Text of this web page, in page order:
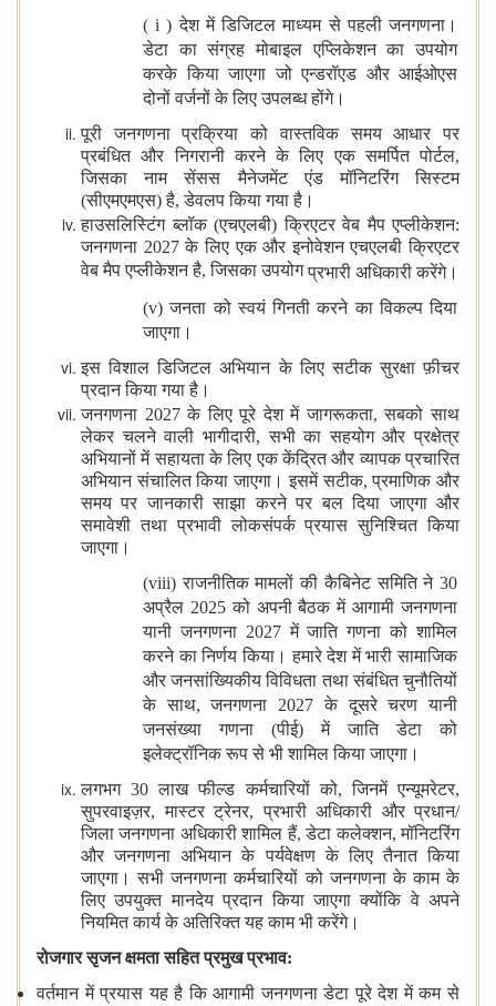
( i ) देश में डिजिटल माध्‍यम से पहली जनगणना।
डेटा का संग्रह मोबाइल एप्लिकेशन का उपयोग
करके किया जाएगा जो एन्‍डरॉएड और आईओएस
दोनों वर्जनों के लिए उपलब्ध होंगे।
पूरी जनगणना प्रक्रिया को वास्‍तविक समय आधार पर
प्रबंधित और निगरानी करने के लिए एक समर्पित पोर्टल,
जिसका नाम सेंसस मैनेजमेंट एंड मॉनिटरिंग सिस्टम
(सीएमएमएस) है, डेवलप किया गया है।
हाउसलिस्टिंग ब्लॉक (एचएलबी) क्रिएटर वेब मैप एप्लीकेशन:
जनगणना 2027 के लिए एक और इनोवेशन एचएलबी क्रिएटर
वेब मैप एप्लीकेशन है, जिसका उपयोग प्रभारी अधिकारी करेंगे।
(v) जनता को स्‍वयं गिनती करने का विकल्‍प दिया
जाएगा।
इस विशाल डिजिटल अभियान के लिए सटीक सुरक्षा फ़ीचर
प्रदान किया गया है।
जनगणना 2027 के लिए पूरे देश में जागरूकता, सबको साथ
लेकर चलने वाली भागीदारी, सभी का सहयोग और प्रक्षेत्र
अभियानों में सहायता के लिए एक केंद्रि‍त और व्‍यापक प्रचारित
अभियान संचालित किया जाएगा। इसमें सटीक, प्रमाणिक और
समय पर जानकारी साझा करने पर बल दिया जाएगा और
समावेशी तथा प्रभावी लोकसंपर्क प्रयास सुनिश्चित किया
जाएगा।
(viii) राजनीतिक मामलों की कैबिनेट समिति ने 30
अप्रैल 2025 को अपनी बैठक में आगामी जनगणना
यानी जनगणना 2027 में जाति गणना को शामिल
करने का निर्णय किया। हमारे देश में भारी सामाजिक
और जनसांख्यिकीय विविधता तथा संबंधित चुनौतियों
के साथ, जनगणना 2027 के दूसरे चरण यानी
जनसंख्या गणना (पीई) में जाति डेटा को
इलेक्ट्रॉनिक रूप से भी शामिल किया जाएगा।
लगभग 30 लाख फील्ड कर्मचारियों को, जिनमें एन्यूमरेटर,
सुपरवाइज़र, मास्टर ट्रेनर, प्रभारी अधिकारी और प्रधान/
जिला जनगणना अधिकारी शामिल हैं, डेटा कलेक्शन, मॉनिटरिंग
और जनगणना अभियान के पर्यवेक्षण के लिए तैनात किया
जाएगा। सभी जनगणना कर्मचारियों को जनगणना के काम के
लिए उपयुक्‍त मानदेय प्रदान किया जाएगा क्योंकि वे अपने
नियमित कार्य के अतिरिक्‍त यह काम भी करेंगे।
रोजगार सृजन क्षमता सहित प्रमुख प्रभाव:
वर्तमान में प्रयास यह है कि आगामी जनगणना डेटा पूरे देश में कम से